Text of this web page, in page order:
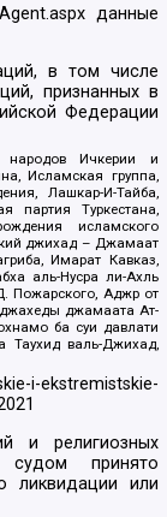
данные
в том числе
признанных в
Федерации
Ичкерии и
Исламская группа,
Лашкар-И-Тайба,
партия Туркестана,
исламского
джихад – Джамаат
Имарат Кавказ,
аль-Нусра ли-Ахль
Пожарского, Аджр от
джамаата Ат-
ба суи давлати
Таухид валь-Джихад,
i-ekstremistskie-
и религиозных
принято
ликвидации или